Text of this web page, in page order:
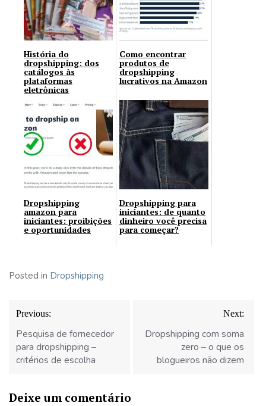
História do
dropshipping: dos
catálogos às
plataformas
eletrônicas
Como encontrar
produtos de
dropshipping
lucrativos na Amazon
Dropshipping
amazon para
iniciantes: proibições
e oportunidades
Dropshipping para
iniciantes: de quanto
dinheiro você precisa
para começar?
Posted in Dropshipping
Navegação
de
Post
Previous:
Pesquisa de fornecedor
para dropshipping –
critérios de escolha
Next:
Dropshipping com soma
zero – o que os
blogueiros não dizem
Deixe um comentário